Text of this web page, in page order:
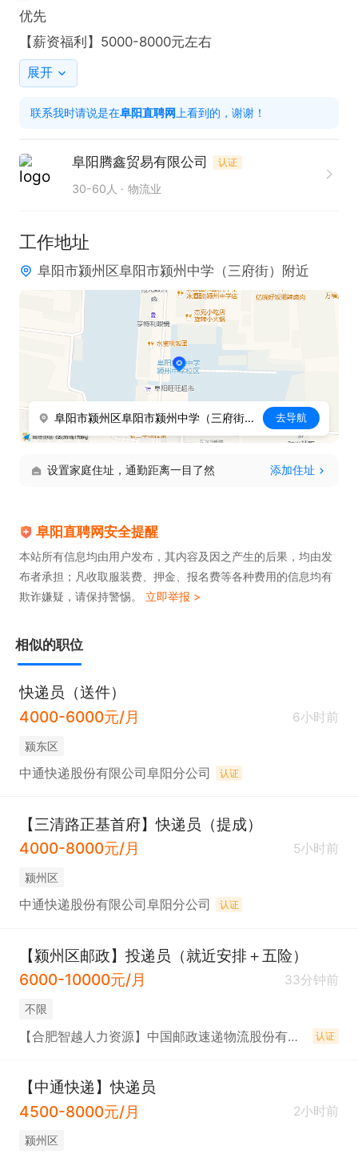
优先
【薪资福利】5000-8000元左右
展开
联系我时请说是在阜阳直聘网 上看到的，谢谢！
阜阳腾鑫贸易有限公司 认证
30-60人 物流业
工作地址
阜阳市颍州区阜阳市颍州中学（三府街）附近
阜阳市颍州区阜阳市颍州中学（三府街）附近 去导航
设置家庭住址，通勤距离一目了然 添加住址
阜阳直聘网安全提醒
本站所有信息均由用户发布，其内容及因之产生的后果，均由发
布者承担；凡收取服装费、押金、报名费等各种费用的信息均有
欺诈嫌疑，请保持警惕。 立即举报 >
相似的职位
快递员（送件）
4000-6000元/月
6小时前
颍东区
中通快递股份有限公司阜阳分公司 认证
【三清路正基首府】快递员（提成）
4000-8000元/月
5小时前
颍州区
中通快递股份有限公司阜阳分公司 认证
【颍州区邮政】投递员（就近安排＋五险）
6000-10000元/月
33分钟前
不限
【合肥智越人力资源】中国邮政速递物流股份有限公司阜阳市分公司 认证
【中通快递】快递员
4500-8000元/月
2小时前
颍州区